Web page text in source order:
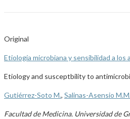
Original
Etiología microbiana y sensibilidad a
Etiology and susceptbility to
Gutiérrez-Soto M., Salinas-Asensio
Facultad de Medicina. Universidad de